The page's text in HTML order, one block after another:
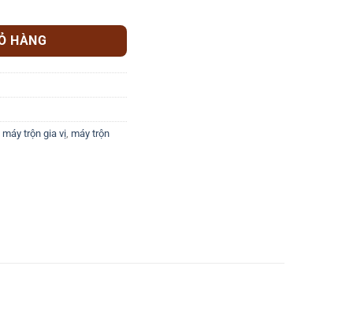
HÀNG
máy trộn gia vị, máy trộn